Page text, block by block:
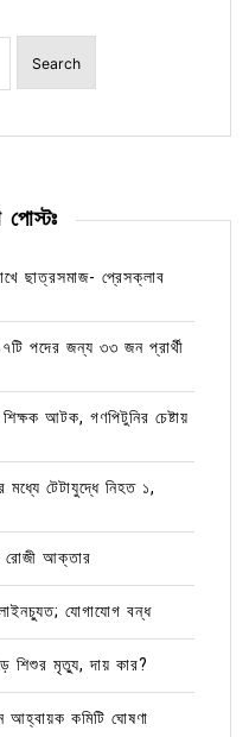
পোস্টঃ
ছাত্রসমাজ- প্রেসক্লাব
পদের জন্য ৩৩ জন প্রার্থী
আটক, গণপিটুনির চেষ্টায়
টেটাযুদ্ধে নিহত ১,
রোজী আক্তার
যোগাযোগ বন্ধ
শিশুর মৃত্যু, দায় কার?
আহ্বায়ক কমিটি ঘোষণা